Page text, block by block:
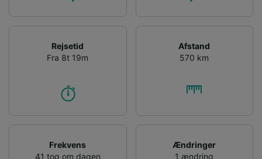
Rejsetid
Fra 8t 19m
Afstand
570 km
Frekvens
41 tog om dagen
Ændringer
1 ændring